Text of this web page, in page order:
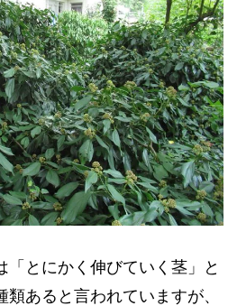
「とにかく伸びていく茎」と
類あると言われていますが、